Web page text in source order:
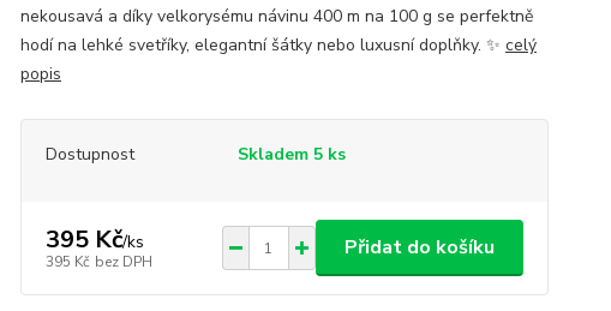
nekousavá a díky velkorysému návinu 400 m na 100 g se perfektně
hodí na lehké svetříky, elegantní šátky nebo luxusní doplňky. ✨ celý
popis
Dostupnost Skladem 5 ks
395 Kč/ks
395 Kč bez DPH
Přidat do košíku